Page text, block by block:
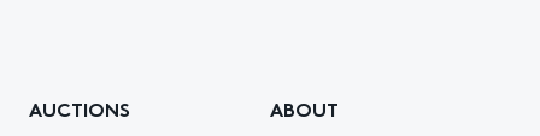
AUCTIONS ABOUT